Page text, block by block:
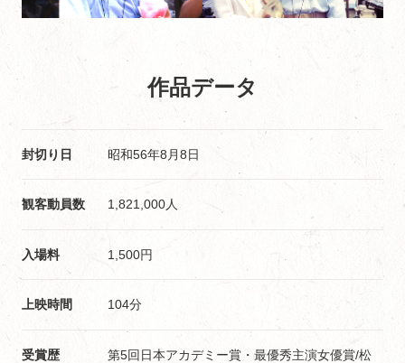
作品データ
封切り日 昭和56年8月8日
観客動員数 1,821,000人
入場料 1,500円
上映時間 104分
受賞歴
第5回日本アカデミー賞・最優秀主演女優賞/松